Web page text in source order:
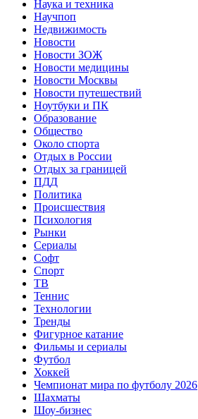
Наука и техника
Научпоп
Недвижимость
Новости
Новости ЗОЖ
Новости медицины
Новости Москвы
Новости путешествий
Ноутбуки и ПК
Образование
Общество
Около спорта
Отдых в России
Отдых за границей
ПДД
Политика
Происшествия
Психология
Рынки
Сериалы
Софт
Спорт
ТВ
Теннис
Технологии
Тренды
Фигурное катание
Фильмы и сериалы
Футбол
Хоккей
Чемпионат мира по футболу 2026
Шахматы
Шоу-бизнес